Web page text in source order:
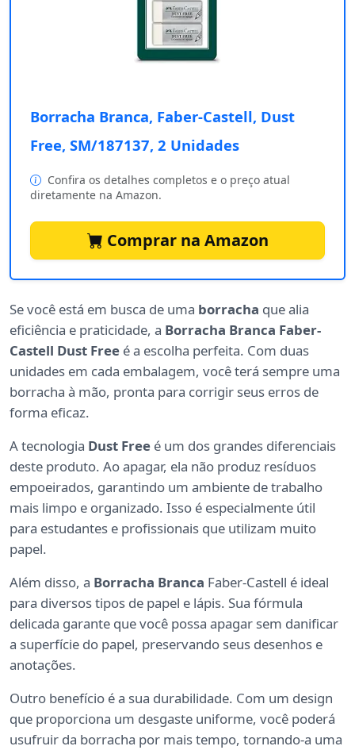
Borracha Branca, Faber-Castell, Dust
Free, SM/187137, 2 Unidades
Confira os detalhes completos e o preço atual
diretamente na Amazon.
Comprar na Amazon
Se você está em busca de uma borracha que alia
eficiência e praticidade, a Borracha Branca Faber-
Castell Dust Free é a escolha perfeita. Com duas
unidades em cada embalagem, você terá sempre uma
borracha à mão, pronta para corrigir seus erros de
forma eficaz.
A tecnologia Dust Free é um dos grandes diferenciais
deste produto. Ao apagar, ela não produz resíduos
empoeirados, garantindo um ambiente de trabalho
mais limpo e organizado. Isso é especialmente útil
para estudantes e profissionais que utilizam muito
papel.
Além disso, a Borracha Branca Faber-Castell é ideal
para diversos tipos de papel e lápis. Sua fórmula
delicada garante que você possa apagar sem danificar
a superfície do papel, preservando seus desenhos e
anotações.
Outro benefício é a sua durabilidade. Com um design
que proporciona um desgaste uniforme, você poderá
usufruir da borracha por mais tempo, tornando-a uma